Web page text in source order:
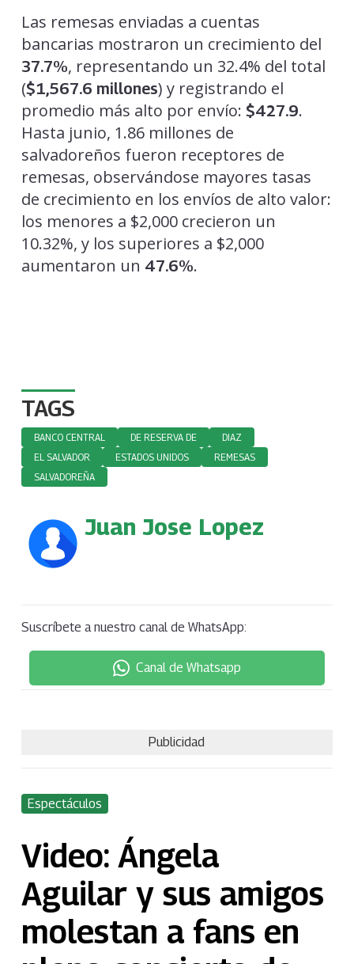
Las remesas enviadas a cuentas
bancarias mostraron un crecimiento del
37.7%, representando un 32.4% del total
($1,567.6 millones) y registrando el
promedio más alto por envío: $427.9.
Hasta junio, 1.86 millones de
salvadoreños fueron receptores de
remesas, observándose mayores tasas
de crecimiento en los envíos de alto valor:
los menores a $2,000 crecieron un
10.32%, y los superiores a $2,000
aumentaron un 47.6%.
TAGS
BANCO CENTRAL DE RESERVA DE
DIAZ
EL SALVADOR
ESTADOS UNIDOS
REMESAS
SALVADOREÑA
Juan Jose Lopez
Suscríbete a nuestro canal de WhatsApp:
Canal de Whatsapp
Publicidad
Espectáculos
Video: Ángela
Aguilar y sus amigos
molestan a fans en